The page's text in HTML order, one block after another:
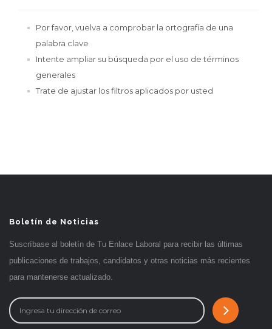
Por favor, vuelva a comprobar la ortografía de una
palabra clave
Intente ampliar su búsqueda por el uso de términos
generales
Trate de ajustar los filtros aplicados por usted
Boletín de Noticias
Suscríbase al boletín de Tu Enlace Laboral para recibir las últimas
publicaciones de trabajos, candidatos y otras noticias más recientes
para mantenerse actualizado.